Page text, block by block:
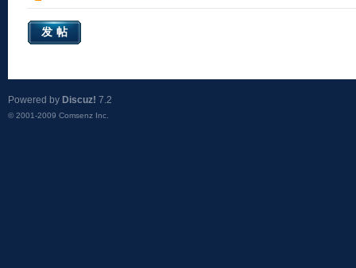
发帖
Powered by Discuz! 7.2
© 2001-2009 Comsenz Inc.